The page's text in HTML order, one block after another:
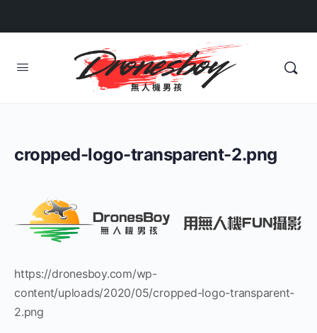
cropped-logo-transparent-2.png
https://dronesboy.com/wp-
content/uploads/2020/05/cropped-logo-transparent-
2.png